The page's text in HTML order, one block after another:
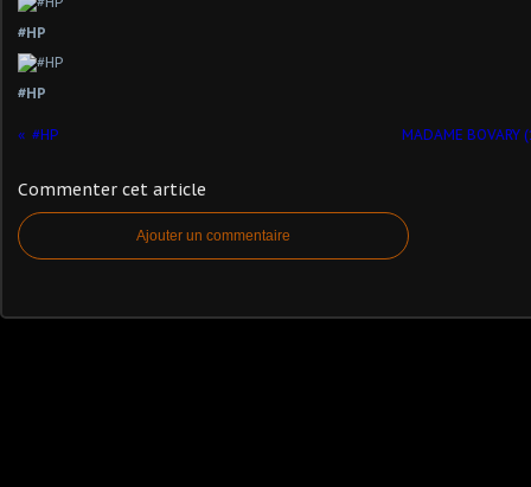
#HP
#HP
#HP MADAME
Commenter cet article
Ajouter un commentaire